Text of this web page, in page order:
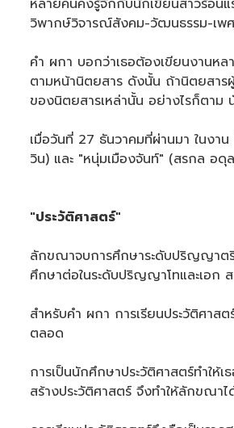
หลายคนคงรู้จักกับนักเขียนสาวร้อน
วิพากษ์วิจารณ์สังคม-วัฒนธรรม-เพศ
คำ ผกา บอกว่าเธอต้องเขียนงานห
ตามหน้านิตยสาร ดังนั้น ถ้านิตยสารผู้
ของนิตยสารเหล่านั้น อย่างไรก็ตาม
เมื่อวันที่ 27 ธันวาคมที่ผ่านมา ในงา
วิน) และ "หนุ่มเมืองจันท์" (สรกล อดุ
"ประวัติศาสตร์"
ลักขณาจบการศึกษาระดับปริญญาตรี
ศึกษาต่อในระดับปริญญาโทและเอก
สำหรับคำ ผกา การเรียนประวัติศาส
ตลอด
การเป็นนักศึกษาประวัติศาสตร์ทำให้
สร้างประวัติศาสตร์ จึงทำให้ลักขณา